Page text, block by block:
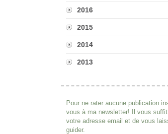
2016
2015
2014
2013
Pour ne rater aucune publication
vous à ma newsletter! Il vous suffit
votre adresse email et de vous
guider.